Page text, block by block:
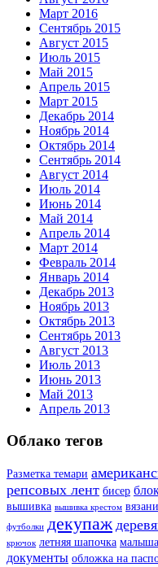
Март 2016
Сентябрь 2015
Август 2015
Июль 2015
Май 2015
Апрель 2015
Март 2015
Декабрь 2014
Ноябрь 2014
Октябрь 2014
Сентябрь 2014
Август 2014
Июль 2014
Июнь 2014
Май 2014
Апрель 2014
Март 2014
Февраль 2014
Январь 2014
Декабрь 2013
Ноябрь 2013
Октябрь 2013
Сентябрь 2013
Август 2013
Июль 2013
Июнь 2013
Май 2013
Апрель 2013
Облако тегов
Разметка темари
репсовых лент бисер
вышивка вышивка крестом
футболки декупаж
крючок летняя шапочка
документы обложка на